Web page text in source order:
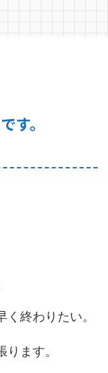
す。
終わりたい。
ます。